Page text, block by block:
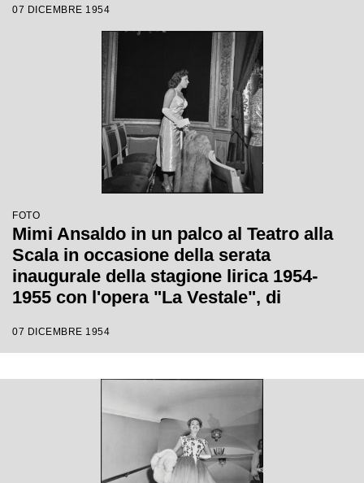
Votto, con la regia di Luchino Visconti
07 DICEMBRE 1954
FOTO
Mimi Ansaldo in un palco al Teatro alla
Scala in occasione della serata
inaugurale della stagione lirica 1954-
1955 con l'opera "La Vestale", di
Votto, con la regia di Luchino Visconti
07 DICEMBRE 1954